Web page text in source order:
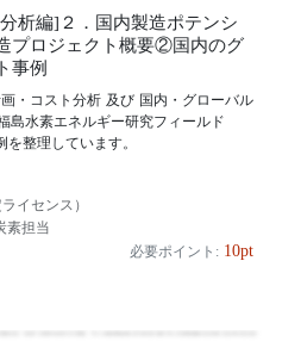
析編]２．国内製造ポテンシ
プロジェクト概要②国内のグ
事例
・コスト分析 及び 国内・グローバル
島水素エネルギー研究フィールド
を整理しています。
イセンス）
素担当
必要ポイント: 10pt